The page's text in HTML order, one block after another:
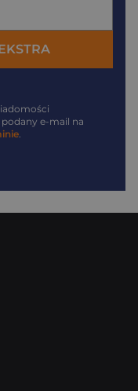
e-mail na